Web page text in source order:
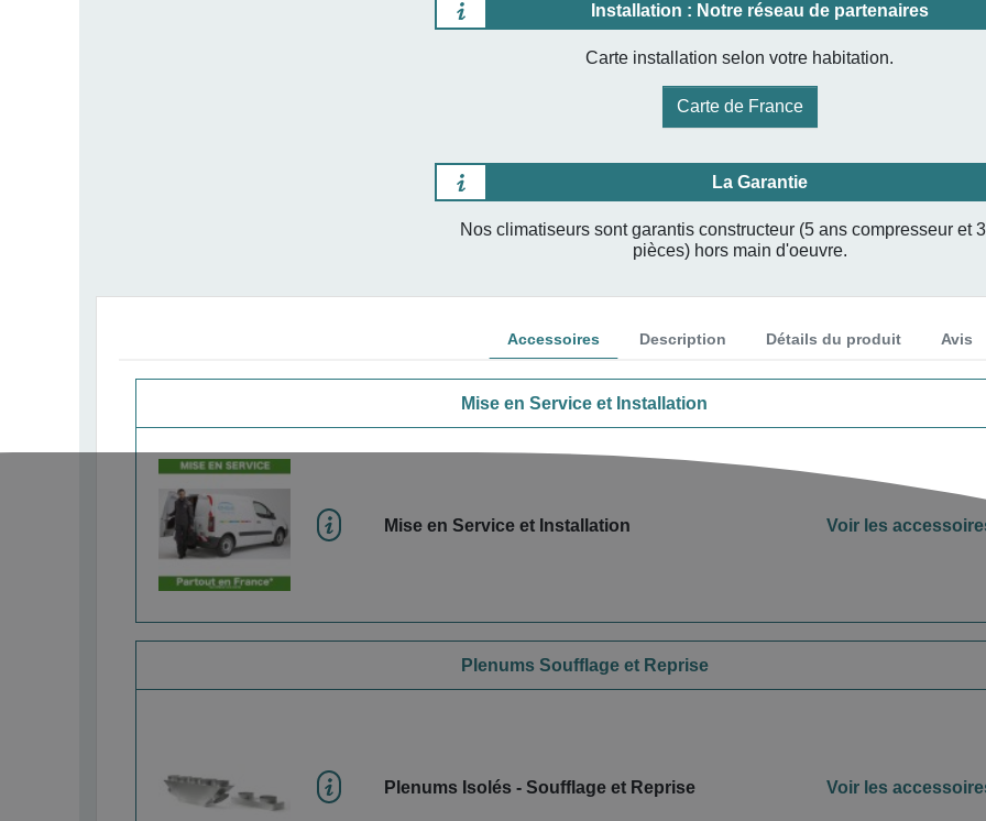
Installation : Notre réseau de partenaires
Carte installation selon votre habitation.
Carte de France
La Garantie
Nos climatiseurs sont garantis constructeur (5 ans compresseur et
pièces) hors main d'oeuvre.
Accessoires Description Détails du produit Avis
Mise en Service et Installation
Mise en Service et Installation Voir les
Plenums Soufflage et Reprise
Plenums Isolés - Soufflage et Reprise Voir les